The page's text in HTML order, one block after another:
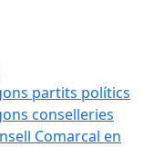
partits polítics
conselleries
Comarcal en